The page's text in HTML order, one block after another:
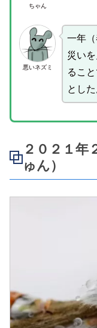
ちゃん
悪いネズミ
一年
災い
るこ
とし
２０２１年
ゅん）